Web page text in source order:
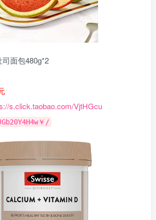
面包480g*2
s.click.taobao.com/VjtHGcu
￥/